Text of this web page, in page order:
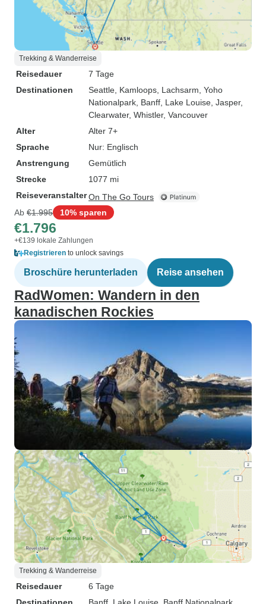
Trekking & Wanderreise
Reisedauer
7 Tage
Destinationen
Seattle , Kamloops , Lachsarm , Yoho
Nationalpark , Banff , Lake Louise , Jasper,
Clearwater, Whistler, Vancouver
Alter
Alter 7+
Sprache
Nur: Englisch
Anstrengung
Gemütlich
Strecke
1077 mi
ReiseveranstalterOn The Go Tours
Ab €1.995 10% sparen
€1.796
+€139 lokale Zahlungen
Registrieren to unlock savings
Broschüre herunterladen Reise ansehen
RadWomen: Wandern in den
kanadischen Rockies
Trekking & Wanderreise
Reisedauer
6 Tage